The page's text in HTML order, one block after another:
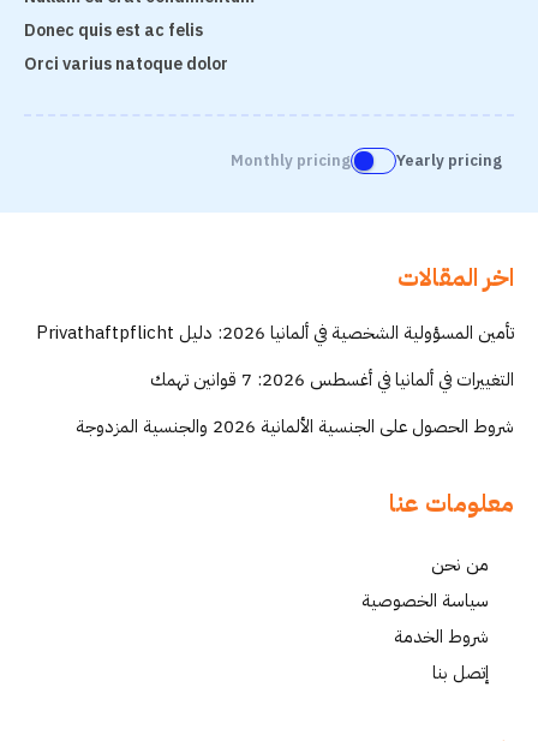
Donec quis est ac felis
Orci varius natoque dolor
Yearly pricing
Monthly pricing
اخر المقالات
تأمين المسؤولية الشخصية في ألمانيا 2026: دليل Privathaftpflicht
التغييرات في ألمانيا في أغسطس 2026: 7 قوانين تهمك
شروط الحصول على الجنسية الألمانية 2026 والجنسية المزدوجة
معلومات عنا
من نحن
سياسة الخصوصية
شروط الخدمة
إتصل بنا